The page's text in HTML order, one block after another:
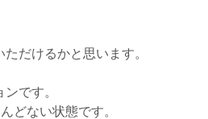
だけるかと思います。
です。
どない状態です。